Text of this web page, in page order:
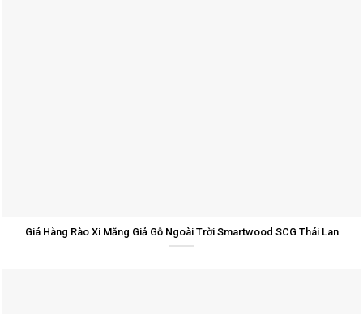
Giá Hàng Rào Xi Măng Giả Gỗ Ngoài Trời Smartwood SCG Thái Lan